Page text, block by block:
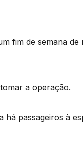
fim de semana
a operação.
há passageiros à